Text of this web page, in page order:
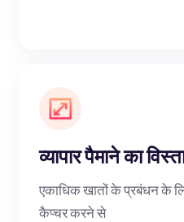
व्यापार पैमाने का
एकाधिक खातों के प्रबंधन के
कैप्चर करने से